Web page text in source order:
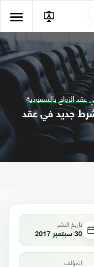
الزواج بالسعودية
شرط جديد في عقد
تاريخ النشر
30 سبتمبر 2017
المؤلف